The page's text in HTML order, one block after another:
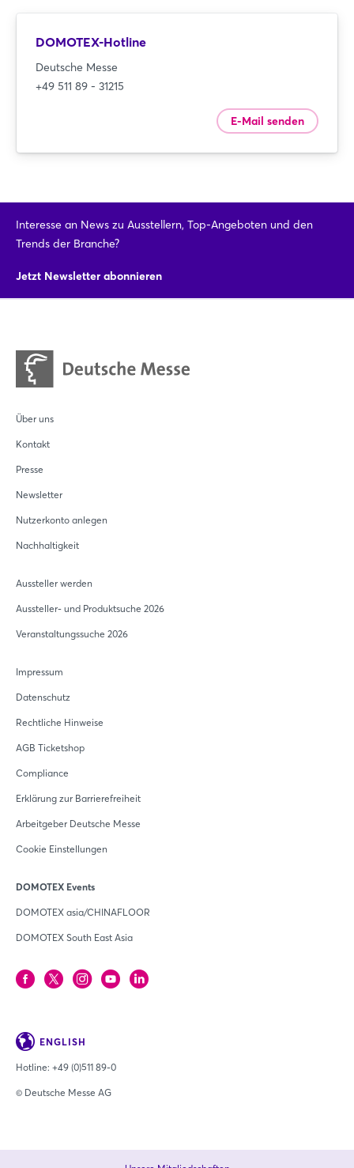
DOMOTEX-Hotline
Deutsche Messe
+49 511 89 - 31215
E-Mail senden
Interesse an News zu Ausstellern, Top-Angeboten und den
Trends der Branche?
Jetzt Newsletter abonnieren
Über uns
Kontakt
Presse
Newsletter
Nutzerkonto anlegen
Nachhaltigkeit
Aussteller werden
Aussteller- und Produktsuche 2026
Veranstaltungssuche 2026
Impressum
Datenschutz
Rechtliche Hinweise
AGB Ticketshop
Compliance
Erklärung zur Barrierefreiheit
Arbeitgeber Deutsche Messe
Cookie Einstellungen
DOMOTEX Events
DOMOTEX asia/CHINAFLOOR
DOMOTEX South East Asia
ENGLISH
Hotline: +49 (0)511 89-0
© Deutsche Messe AG
Login
Passwort vergessen?